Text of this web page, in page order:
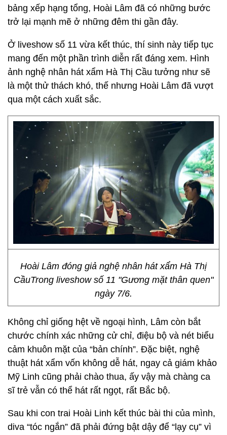
bảng xếp hạng tổng, Hoài Lâm đã có những bước
trở lại mạnh mẽ ở những đêm thi gần đây.
Ở liveshow số 11 vừa kết thúc, thí sinh này tiếp tục
mang đến một phần trình diễn rất đáng xem. Hình
ảnh nghệ nhân hát xẩm Hà Thị Cầu tưởng như sẽ
là một thử thách khó, thế nhưng Hoài Lâm đã vượt
qua một cách xuất sắc.
Hoài Lâm đóng giả nghệ nhân hát xẩm Hà Thị
CầuTrong liveshow số 11 "Gương mặt thân quen"
ngày 7/6.
Không chỉ giống hệt về ngoại hình, Lâm còn bắt
chước chính xác những cử chỉ, điệu bộ và nét biểu
cảm khuôn mặt của “bản chính”. Đặc biệt, nghệ
thuật hát xẩm vốn không dễ hát, ngay cả giám khảo
Mỹ Linh cũng phải chào thua, ấy vậy mà chàng ca
sĩ trẻ vẫn có thể hát rất ngọt, rất Bắc bộ.
Sau khi con trai Hoài Linh kết thúc bài thi của mình,
diva “tóc ngắn” đã phải đứng bật dậy để “lạy cụ” vì